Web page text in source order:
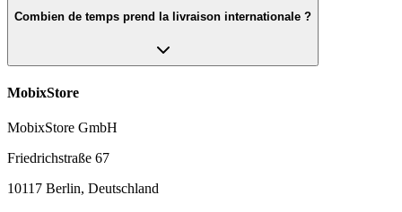
Combien de temps prend la livraison internationale ?
MobixStore
MobixStore GmbH
Friedrichstraße 67
10117 Berlin, Deutschland